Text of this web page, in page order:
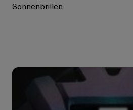
Sonnenbrillen.